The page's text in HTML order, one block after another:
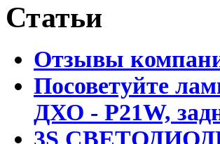
Статьи
Отзывы
Посоветуйте
ДХО - P21W,